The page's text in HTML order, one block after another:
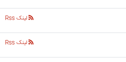
لینک Rss
لینک Rss